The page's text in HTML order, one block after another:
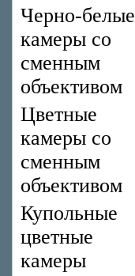
Черно-белые
камеры со
сменным
объективом
Цветные
камеры со
сменным
объективом
Купольные
цветные
камеры